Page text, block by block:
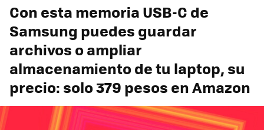
Con esta memoria USB-C de
Samsung puedes guardar
archivos o ampliar
almacenamiento de tu laptop, su
precio: solo 379 pesos en Amazon